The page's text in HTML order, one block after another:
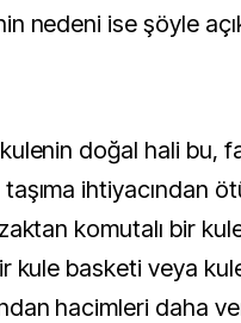
nedeni ise şöyle
doğal hali bu,
ihtiyacından
komutalı bir kule
kule basketi veya
hacimleri daha